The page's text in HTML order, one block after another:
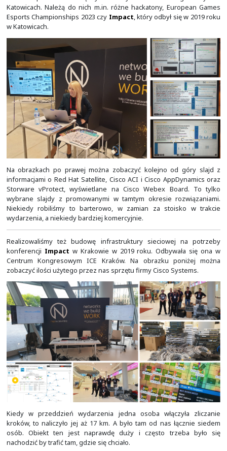
O ile byliśmy w tym okresie bardziej zamknięci i nie
żadnych szkoleń, to ciągle byliśmy ze społecznością
sprawą dostępnych na naszej stronie
udostępnianych w tamtym czasie webinarów
Przez bardzo długi okres byliśmy związani z
Edukacji Informatycznej PROIDEA. Nasi inżynierowie
zajęcia w ramach programy Cisco Academy do około
networkers.pl Sp. z o.o. budowała sieci na wielu
organizowanych przez PROIDEA. Z lepiej znanych w tej
m.in.PLNOGiConfidence. W tym nawet pierwszy
który to odbył się w Zamku Królewskim na Wawelu.
Na obrazku powyżej widać zdjęcia z kilku wybranych
ich naprawdę mnóstwo i przestaliśmy to rejestrować.
W lewym górnym rogu widać lokalizację w ramach sieci
rozwiązań firmy Cisco Systems, jaka została przez
hotelu Marriott w Warszawie na potrzeby konferencji
roku. Budowa sieci na konferencjach była swego
odskocznią od codzenności. W końcu można
komputera i trochę się poruszać.